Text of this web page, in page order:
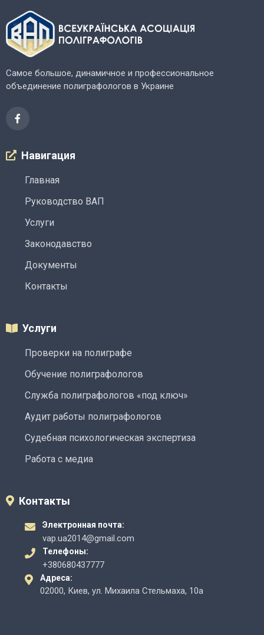
Самое большое, динамичное и профессиональное
объединение полиграфологов в Украине
Навигация
Главная
Руководство ВАП
Услуги
Законодавство
Документы
Контакты
Услуги
Проверки на полиграфе
Обучение полиграфологов
Служба полиграфологов «под ключ»
Аудит работы полиграфологов
Судебная психологическая экспертиза
Работа с медиа
Контакты
Электронная почта:
vap.ua2014@gmail.com
Телефоны:
+380680437777
Адреса:
02000, Киев, ул. Михаила Стельмаха, 10а